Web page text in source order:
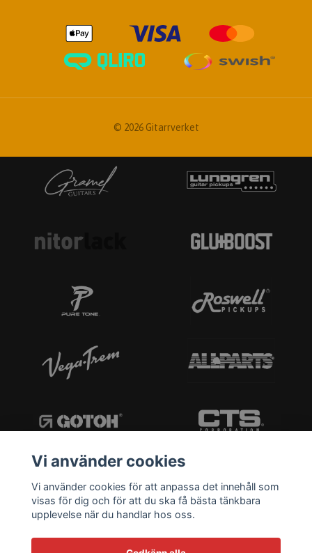
© 2026 Gitarrverket
Vi använder cookies
Vi använder cookies för att anpassa det innehåll som
visas för dig och för att du ska få bästa tänkbara
upplevelse när du handlar hos oss.